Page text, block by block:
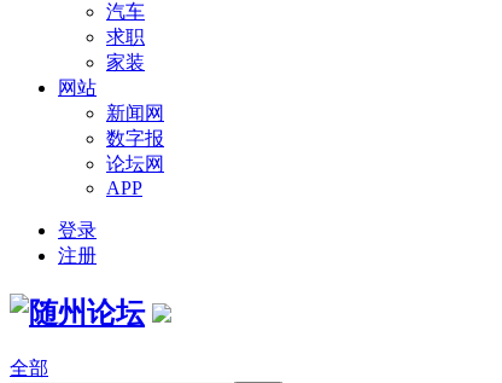
汽车
求职
家装
网站
新闻网
数字报
论坛网
APP
登录
注册
全部